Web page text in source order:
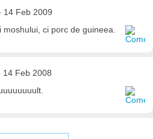
14 Feb 2009
ci porc de guineea.
14 Feb 2008